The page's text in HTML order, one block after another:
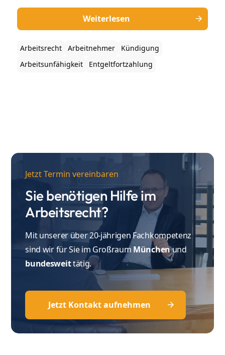
Arbeitsunfähigkeitsbescheinigung kann
erschüttert sein, wenn sich der Arbeitnehmer
nach Zugang der Kündigung krankmeldet und
nach den Gesamtumständen Indizien bestehen,
Weiterlesen
Arbeitsrecht Arbeitnehmer
Kündigung
Arbeitsunfähigkeit
Entgeltfortzahlung
Jetzt Termin vereinbaren
Sie benötigen Hilfe im
Arbeitsrecht?
Mit unserer über 20-jährigen Fachkompetenz
sind wir für Sie im Großraum Münchenund
bundesweittätig.
Jetzt Kontakt aufnehmen